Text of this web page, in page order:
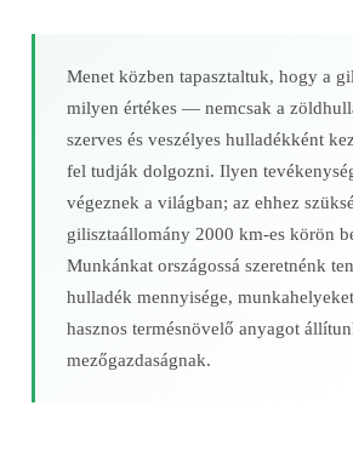
Menet közben tapasztaltuk, hogy a
milyen értékes — nemcsak a
szerves és veszélyes hulladékként
fel tudják dolgozni. Ilyen
végeznek a világban; az ehhez
gilisztaállomány 2000 km‑es körön
Munkánkat országossá szeretnénk
hulladék mennyisége,
hasznos termésnövelő anyagot
mezőgazdaságnak.